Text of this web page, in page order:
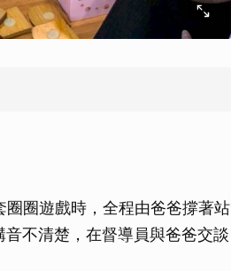
圈遊戲時，全程由爸爸撐著站
不清楚，在督導員與爸爸交談